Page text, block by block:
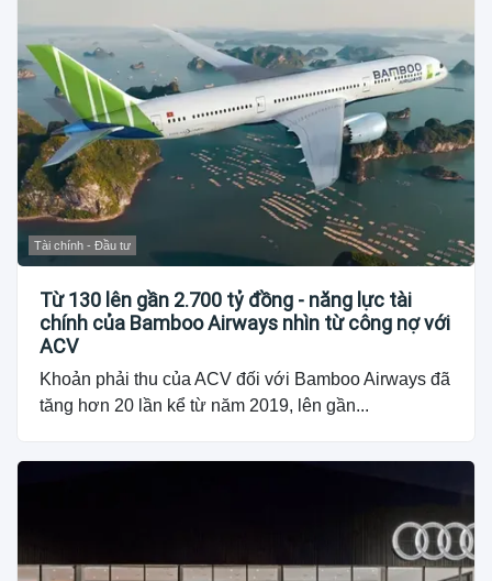
Tài chính - Đầu tư
Từ 130 lên gần 2.700 tỷ đồng - năng lực tài
chính của Bamboo Airways nhìn từ công nợ với
ACV
Khoản phải thu của ACV đối với Bamboo Airways đã
tăng hơn 20 lần kể từ năm 2019, lên gần...